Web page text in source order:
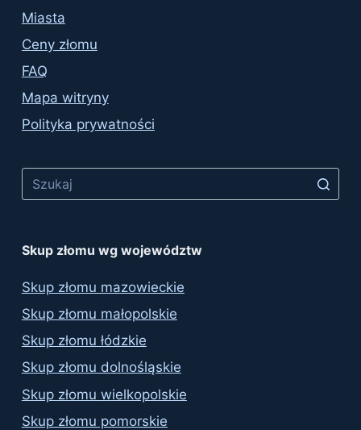
Miasta
Ceny złomu
FAQ
Mapa witryny
Polityka prywatności
Skup złomu wg województw
Skup złomu mazowieckie
Skup złomu małopolskie
Skup złomu łódzkie
Skup złomu dolnośląskie
Skup złomu wielkopolskie
Skup złomu pomorskie